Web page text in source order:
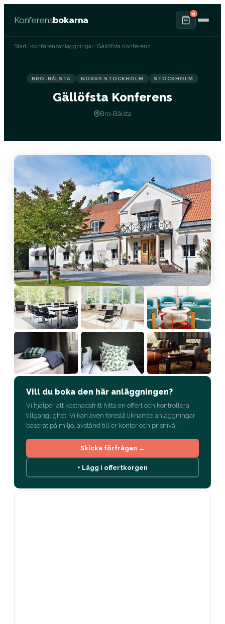
Konferensbokarna
0
Start Konferensanläggningar Gällöfsta Konferens
BRO-BÅLSTA NORRA STOCKHOLM STOCKHOLM
Gällöfsta Konferens
Bro-Bålsta
Vill du boka den här anläggningen?
Vi hjälper att kostnadsfritt hitta en offert och kontrollera
tillgänglighet. Vi kan även föreslå liknande anläggningar
baserat på miljö, avstånd till er kontor och prisnivå.
Skicka förfrågan →
+ Lägg i offertkorgen